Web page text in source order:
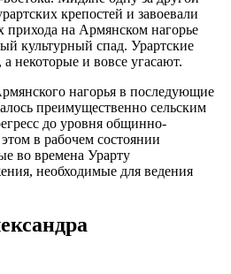
крепостей и завоевали
прихода на Армянском нагорье
культурный спад. Урартские
некоторые и вовсе угасают.
нагорья в последующие
преимущественно сельским
до уровня общинно-
в рабочем состоянии
во времена Урарту
необходимые для ведения